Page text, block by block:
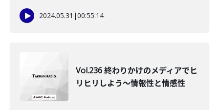
2024.05.31 |00:55:14
Vol.236 終わりかけのメディアでヒ
リヒリしよう〜情報性と情感性